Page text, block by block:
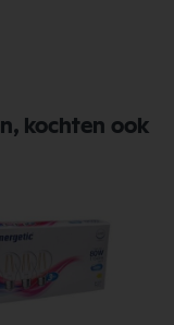
kochten ook